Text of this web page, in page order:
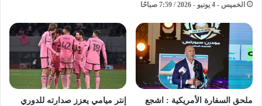
الخميس - 4 يونيو - 2026 / 7:59 صباحًا
ملحق السفارة الأمريكية : اشجع
إنتر ميامي يعزز صدارته للدوري